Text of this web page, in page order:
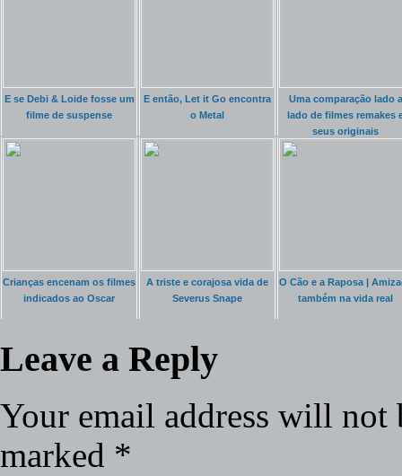
E se Debi & Loide fosse um
filme de suspense
E então, Let it Go encontra
o Metal
Uma comparação lado a
lado de filmes remakes
seus originais
Crianças encenam os filmes
indicados ao Oscar
A triste e corajosa vida de
Severus Snape
O Cão e a Raposa |
também na vida real
Leave a Reply
Your email address will not
marked *